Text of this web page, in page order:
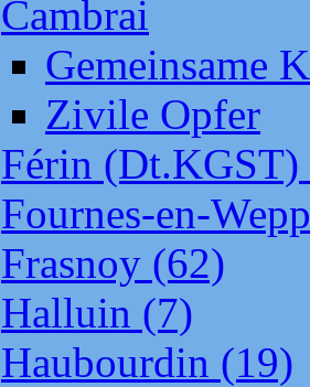
Cambrai
Gemeinsame
Zivile Opfer
Férin (Dt.KGST)
Fournes-en-
Frasnoy (62)
Halluin (7)
Haubourdin (19)